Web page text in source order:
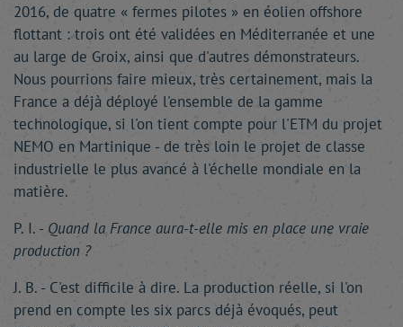
2016, de quatre « fermes pilotes » en éolien offshore
flottant : trois ont été validées en Méditerranée et une
au large de Groix, ainsi que d'autres démonstrateurs.
Nous pourrions faire mieux, très certainement, mais la
France a déjà déployé l'ensemble de la gamme
technologique, si l'on tient compte pour l'ETM du projet
NEMO en Martinique - de très loin le projet de classe
industrielle le plus avancé à l'échelle mondiale en la
matière.
P. I. - Quand la France aura-t-elle mis en place une vraie
production ?
J. B. - C'est difficile à dire. La production réelle, si l'on
prend en compte les six parcs déjà évoqués, peut